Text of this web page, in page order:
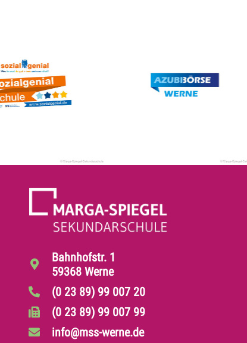
Bahnhofstr. 1
59368 Werne
(0 23 89) 99 007 20
(0 23 89) 99 007 99
info@mss-werne.de